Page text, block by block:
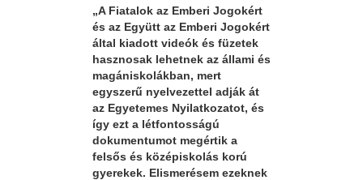
„A Fiatalok az Emberi Jogokért
és az Együtt az Emberi Jogokért
által kiadott videók és füzetek
hasznosak lehetnek az állami és
magániskolákban, mert
egyszerű nyelvezettel adják át
az Egyetemes Nyilatkozatot, és
így ezt a létfontosságú
dokumentumot megértik a
felsős és középiskolás korú
gyerekek. Elismerésem ezeknek